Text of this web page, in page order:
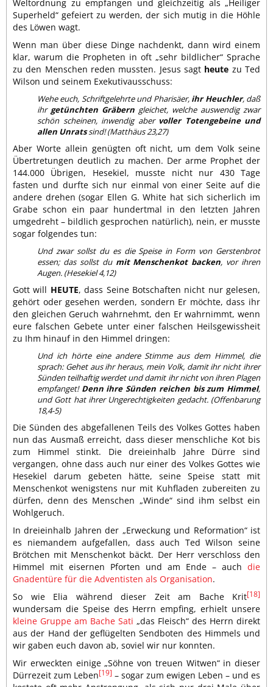
Weltordnung zu empfangen und gleichzeitig als „Heiliger
Superheld“ gefeiert zu werden, der sich mutig in die Höhle
des Löwen wagt.
Wenn man über diese Dinge nachdenkt, dann wird einem
klar, warum die Propheten in oft „sehr bildlicher“ Sprache
zu den Menschen reden mussten. Jesus sagt heute zu Ted
Wilson und seinem Exekutivausschuss:
Wehe euch, Schriftgelehrte und Pharisäer, ihr Heuchler, daß
ihr getünchten Gräbern gleichet, welche auswendig zwar
schön scheinen, inwendig aber voller Totengebeine und
allen Unratssind! (Matthäus 23,27)
Aber Worte allein genügten oft nicht, um dem Volk seine
Übertretungen deutlich zu machen. Der arme Prophet der
144.000 Übrigen, Hesekiel, musste nicht nur 430 Tage
fasten und durfte sich nur einmal von einer Seite auf die
andere drehen (sogar Ellen G. White hat sich sicherlich im
Grabe schon ein paar hundertmal in den letzten Jahren
umgedreht – bildlich gesprochen natürlich), nein, er musste
sogar folgendes tun:
Und zwar sollst du es die Speise in Form von Gerstenbrot
essen; das sollst du mit Menschenkot backen, vor ihren
Augen. (Hesekiel 4,12)
Gott will HEUTE, dass Seine Botschaften nicht nur gelesen,
gehört oder gesehen werden, sondern Er möchte, dass ihr
den gleichen Geruch wahrnehmt, den Er wahrnimmt, wenn
eure falschen Gebete unter einer falschen Heilsgewissheit
zu Ihm hinauf in den Himmel dringen:
Und ich hörte eine andere Stimme aus dem Himmel, die
sprach: Gehet aus ihr heraus, mein Volk, damit ihr nicht ihrer
Sünden teilhaftig werdet und damit ihr nicht von ihren Plagen
empfanget! Denn ihre Sünden reichen bis zum Himmel,
und Gott hat ihrer Ungerechtigkeiten gedacht. (Offenbarung
18,4-5)
Die Sünden des abgefallenen Teils des Volkes Gottes haben
nun das Ausmaß erreicht, dass dieser menschliche Kot bis
zum Himmel stinkt. Die dreieinhalb Jahre Dürre sind
vergangen, ohne dass auch nur einer des Volkes Gottes wie
Hesekiel darum gebeten hätte, seine Speise statt mit
Menschenkot wenigstens nur mit Kuhfladen zubereiten zu
dürfen, denn des Menschen „Winde“ sind ihm selbst ein
Wohlgeruch.
In dreieinhalb Jahren der „Erweckung und Reformation“ ist
es niemandem aufgefallen, dass auch Ted Wilson seine
Brötchen mit Menschenkot bäckt. Der Herr verschloss den
Himmel mit eisernen Pforten und am Ende – auch die
Gnadentüre für die Adventisten als Organisation.
So wie Elia während dieser Zeit am Bache Krit[18]
wundersam die Speise des Herrn empfing, erhielt unsere
kleine Gruppe am Bache Sati „das Fleisch“ des Herrn direkt
aus der Hand der geflügelten Sendboten des Himmels und
wir gaben euch davon ab, soviel wir nur konnten.
Wir erweckten einige „Söhne von treuen Witwen“ in dieser
Dürrezeit zum Leben[19] – sogar zum ewigen Leben – und es